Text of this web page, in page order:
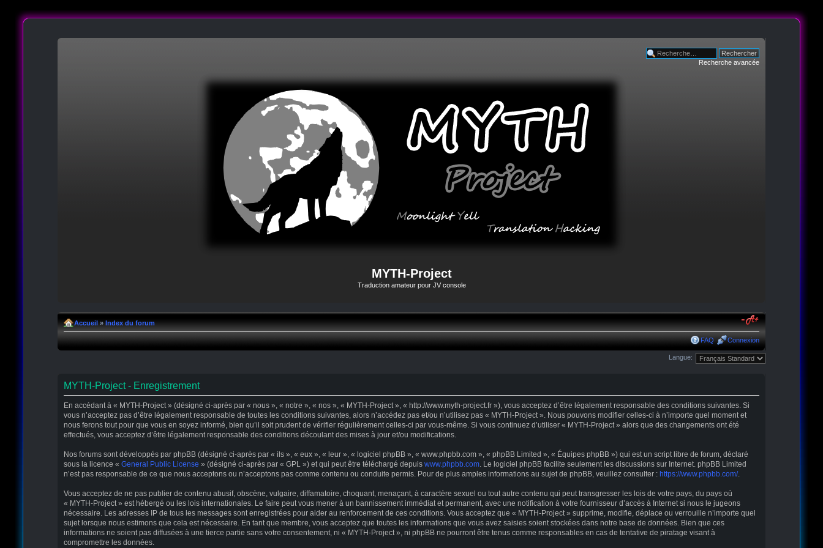
Recherche avancée
MYTH-Project
Traduction amateur pour JV console
Accueil» Index du forum
FAQ Connexion
Langue:
MYTH-Project - Enregistrement
En accédant à « MYTH-Project » (désigné ci-après par « nous », « notre », « nos », « MYTH-Project », « http://www.myth-project.fr »), vous acceptez d’être légalement responsable des conditions suivantes. Si
vous n’acceptez pas d’être légalement responsable de toutes les conditions suivantes, alors n’accédez pas et/ou n’utilisez pas « MYTH-Project ». Nous pouvons modifier celles-ci à n’importe quel moment et
nous ferons tout pour que vous en soyez informé, bien qu’il soit prudent de vérifier régulièrement celles-ci par vous-même. Si vous continuez d’utiliser « MYTH-Project » alors que des changements ont été
effectués, vous acceptez d’être légalement responsable des conditions découlant des mises à jour et/ou modifications.
Nos forums sont développés par phpBB (désigné ci-après par « ils », « eux », « leur », « logiciel phpBB », « www.phpbb.com », « phpBB Limited », « Équipes phpBB ») qui est un script libre de forum, déclaré
sous la licence « General Public License » (désigné ci-après par « GPL ») et qui peut être téléchargé depuis www.phpbb.com. Le logiciel phpBB facilite seulement les discussions sur Internet. phpBB Limited
n’est pas responsable de ce que nous acceptons ou n’acceptons pas comme contenu ou conduite permis. Pour de plus amples informations au sujet de phpBB, veuillez consulter : https://www.phpbb.com/.
Vous acceptez de ne pas publier de contenu abusif, obscène, vulgaire, diffamatoire, choquant, menaçant, à caractère sexuel ou tout autre contenu qui peut transgresser les lois de votre pays, du pays où
« MYTH-Project » est hébergé ou les lois internationales. Le faire peut vous mener à un bannissement immédiat et permanent, avec une notification à votre fournisseur d’accès à Internet si nous le jugeons
nécessaire. Les adresses IP de tous les messages sont enregistrées pour aider au renforcement de ces conditions. Vous acceptez que « MYTH-Project » supprime, modifie, déplace ou verrouille n’importe quel
sujet lorsque nous estimons que cela est nécessaire. En tant que membre, vous acceptez que toutes les informations que vous avez saisies soient stockées dans notre base de données. Bien que ces
informations ne soient pas diffusées à une tierce partie sans votre consentement, ni « MYTH-Project », ni phpBB ne pourront être tenus comme responsables en cas de tentative de piratage visant à
compromettre les données.